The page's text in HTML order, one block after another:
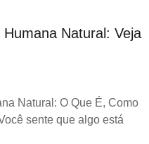
Natural: Veja
Natural: O Que É, Como
sente que algo está